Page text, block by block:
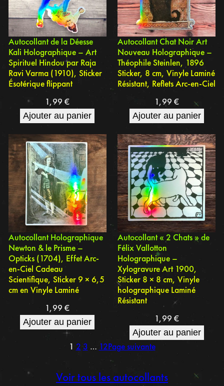
Autocollant de la Déesse
Kali Holographique – Art
Spirituel Hindou par Raja
Ravi Varma (1910), Sticker
Ésotérique flippant
1,99€
Ajouter au panier
Autocollant Chat Noir Art
Nouveau Holographique –
Théophile Steinlen, 1896
Sticker, 8 cm, Vinyle Laminé
Résistant, Reflets Arc-en-Ciel
1,99 €
Ajouter au panier
Autocollant Holographique
Newton & le Prisme –
Opticks (1704), Effet Arc-
en-Ciel Cadeau
Scientifique, Sticker 9 × 6,5
cm en Vinyle Laminé
1,99€
Ajouter au panier
Autocollant « 2 Chats » de
Félix Vallotton
Holographique –
Xylogravure Art 1900,
Sticker 8 × 8 cm, Vinyle
holographique Laminé
Résistant
1,99 €
Ajouter au panier
1 2 3 … 12Page suivante
Voir tous les autocollants